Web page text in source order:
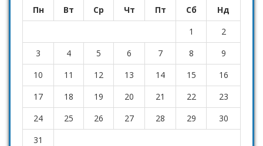
Пн Вт Ср Чт Пт Сб
Нд
1
2
3
4 5 6 7 8
9
10
11 12 13 14 15
16
17
18 19 20 21 22
23
24
25 26 27 28 29
30
31